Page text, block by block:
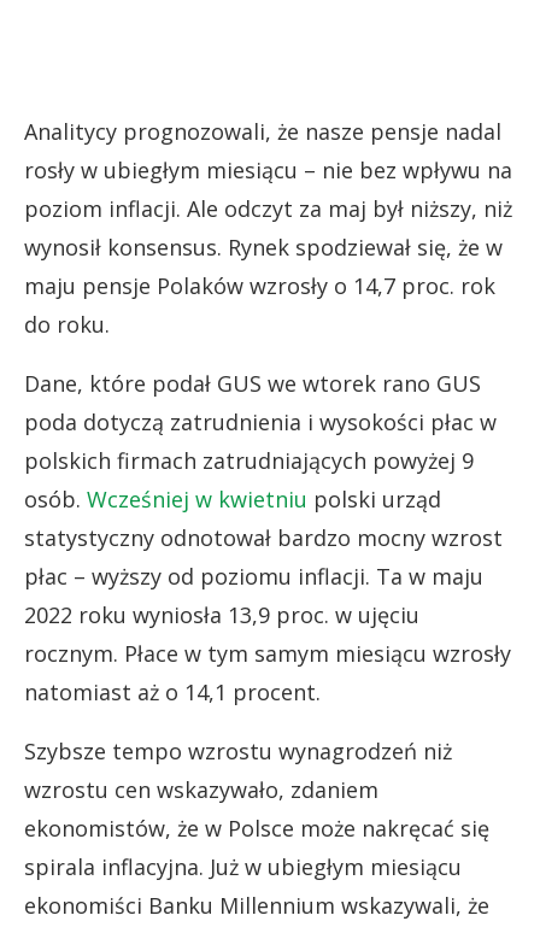
Analitycy prognozowali, że nasze pensje nadal
rosły w ubiegłym miesiącu – nie bez wpływu na
poziom inflacji. Ale odczyt za maj był niższy, niż
wynosił konsensus. Rynek spodziewał się, że w
maju pensje Polaków wzrosły o 14,7 proc. rok
do roku.
Dane, które podał GUS we wtorek rano GUS
poda dotyczą zatrudnienia i wysokości płac w
polskich firmach zatrudniających powyżej 9
osób. Wcześniej w kwietniu polski urząd
statystyczny odnotował bardzo mocny wzrost
płac – wyższy od poziomu inflacji. Ta w maju
2022 roku wyniosła 13,9 proc. w ujęciu
rocznym. Płace w tym samym miesiącu wzrosły
natomiast aż o 14,1 procent.
Szybsze tempo wzrostu wynagrodzeń niż
wzrostu cen wskazywało, zdaniem
ekonomistów, że w Polsce może nakręcać się
spirala inflacyjna. Już w ubiegłym miesiącu
ekonomiści Banku Millennium wskazywali, że